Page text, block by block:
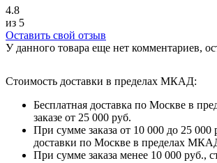
4.8
из 5
Оставить свой отзыв
У данного товара еще нет комментариев,
Стоимость доставки в пределах МКАД:
Бесплатная доставка по Москве в
заказе от 25 000 руб.
При сумме заказа от 10 000 до 25 000
доставки по Москве в пределах
При сумме заказа менее 10 000 руб.,